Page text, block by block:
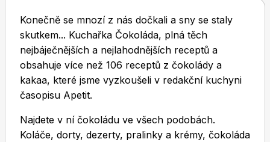
Burda Kids
Konečně se mnozí z nás dočkali a sny se staly
skutkem... Kuchařka Čokoláda, plná těch
nejbáječnějších a nejlahodnějších receptů a
obsahuje více než 106 receptů z čokolády a
kakaa, které jsme vyzkoušeli v redakční kuchyni
časopisu Apetit.
Najdete v ní čokoládu ve všech podobách.
Koláče, dorty, dezerty, pralinky a krémy, čokoláda